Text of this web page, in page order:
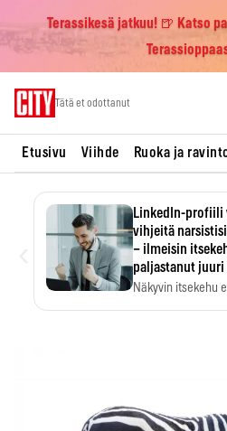
Terassikesä jatkuu! 🍺 Katso
Tätä et odottanut
Etusivu Viihde Ruoka ja
LinkedIn-profiili
vihjeitä
– ilmeisin
paljastanut juuri
Näkyvin itsekehu